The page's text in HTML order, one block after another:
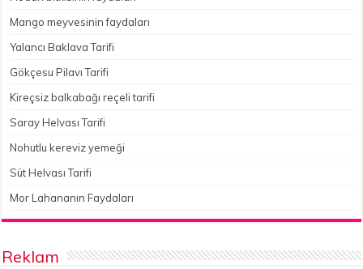
Mango meyvesinin faydaları
Yalancı Baklava Tarifi
Gökçesu Pilavı Tarifi
Kireçsiz balkabağı reçeli tarifi
Saray Helvası Tarifi
Nohutlu kereviz yemeği
Süt Helvası Tarifi
Mor Lahananın Faydaları
Reklam